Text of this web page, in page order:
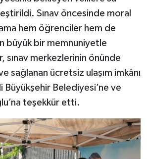
Sınav öncesinde moral
hem öğrenciler hem de
büyük bir memnuniyetle
sınav merkezlerinin önünde
sağlanan ücretsiz ulaşım imkânı
Büyükşehir Belediyesi’ne ve
teşekkür etti.